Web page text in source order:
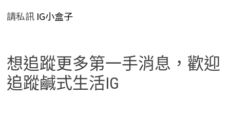
請私訊IG小盒子
想追蹤更多第一手消息，歡迎
追蹤鹹式生活IG